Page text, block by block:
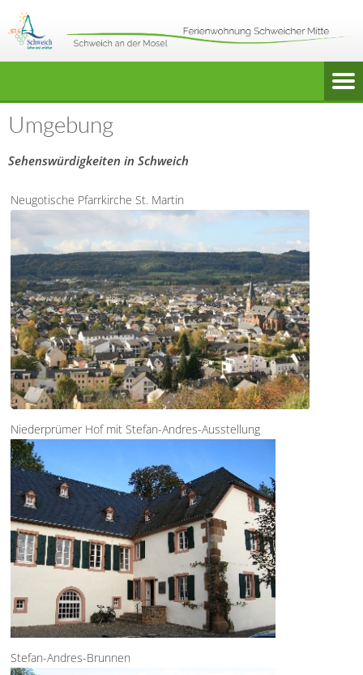
Umgebung
Sehenswürdigkeiten in Schweich
Neugotische Pfarrkirche St. Martin
Niederprümer Hof mit Stefan-Andres-Ausstellung
Stefan-Andres-Brunnen